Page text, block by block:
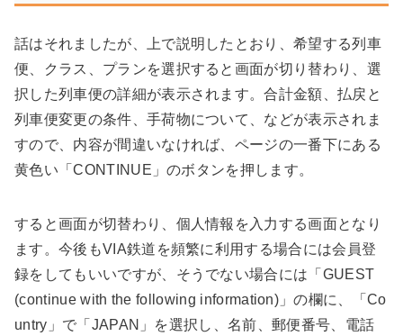
話はそれましたが、上で説明したとおり、希望する列車
便、クラス、プランを選択すると画面が切り替わり、選
択した列車便の詳細が表示されます。合計金額、払戻と
列車便変更の条件、手荷物について、などが表示されま
すので、内容が間違いなければ、ページの一番下にある
黄色い「CONTINUE」のボタンを押します。
すると画面が切替わり、個人情報を入力する画面となり
ます。今後もVIA鉄道を頻繁に利用する場合には会員登
録をしてもいいですが、そうでない場合には「GUEST
(continue with the following information)」の欄に、「Co
untry」で「JAPAN」を選択し、名前、郵便番号、電話